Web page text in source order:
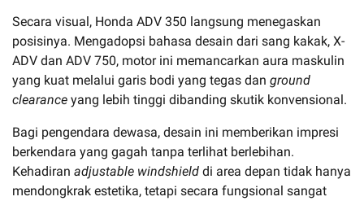
Secara visual, Honda ADV 350 langsung menegaskan
posisinya. Mengadopsi bahasa desain dari sang kakak, X-
ADV dan ADV 750, motor ini memancarkan aura maskulin
yang kuat melalui garis bodi yang tegas dan ground
clearance yang lebih tinggi dibanding skutik konvensional.
Bagi pengendara dewasa, desain ini memberikan impresi
berkendara yang gagah tanpa terlihat berlebihan.
Kehadiran adjustable windshield di area depan tidak hanya
mendongkrak estetika, tetapi secara fungsional sangat